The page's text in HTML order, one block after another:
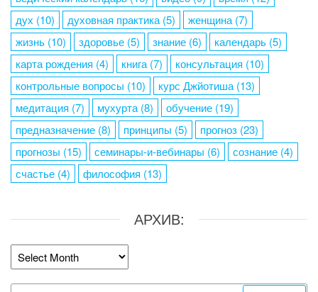
дух (10) духовная практика (5) женщина (7)
жизнь (10) здоровье (5) знание (6) календарь (5)
карта рождения (4) книга (7) консультация (10)
контрольные вопросы (10) курс Джйотиша (13)
медитация (7) мухурта (8) обучение (19)
предназначение (8) принципы (5) прогноз (23)
прогнозы (15) семинары-и-вебинары (6) сознание (4)
счастье (4) философия (13)
АРХИВ:
Архив: